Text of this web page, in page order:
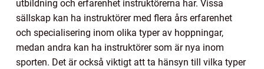
utbildning och erfarenhet instruktörerna har. Vissa
sällskap kan ha instruktörer med flera års erfarenhet
och specialisering inom olika typer av hoppningar,
medan andra kan ha instruktörer som är nya inom
sporten. Det är också viktigt att ta hänsyn till vilka typer